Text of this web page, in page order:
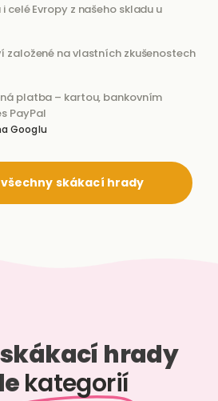
celé Evropy z našeho skladu u
založené na vlastních zkušenostech
platba – kartou, bankovním
PayPal
Googlu
skákací hrady
hrady
kategorií